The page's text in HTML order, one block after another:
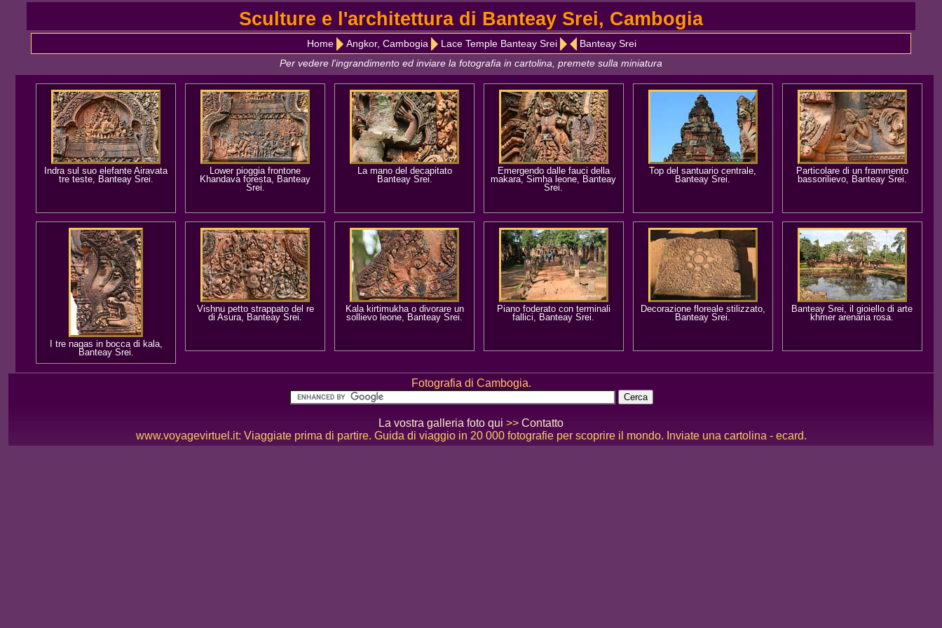
Sculture e l'architettura di Banteay Srei, Cambogia
Home Angkor, Cambogia Lace Temple Banteay Srei
Banteay Srei
Per vedere l'ingrandimento ed inviare la fotografia in cartolina, premete sulla miniatura
Indra sul suo elefante Airavata
tre teste, Banteay Srei.
Lower pioggia frontone
Khandava foresta, Banteay
Srei.
La mano del decapitato
Banteay Srei.
Emergendo dalle fauci della
makara, Simha leone, Banteay
Srei.
Top del santuario centrale,
Banteay Srei.
Particolare di un frammento
bassorilievo, Banteay Srei.
I tre nagas in bocca di kala,
Banteay Srei.
Vishnu petto strappato del re
di Asura, Banteay Srei.
Kala kirtimukha o divorare un
sollievo leone, Banteay Srei.
Piano foderato con terminali
fallici, Banteay Srei.
Decorazione floreale stilizzato,
Banteay Srei.
Banteay Srei, il gioiello di arte
khmer arenaria rosa.
Fotografia di Cambogia.
La vostra galleria foto qui >> Contatto
www.voyagevirtuel.it: Viaggiate prima di partire. Guida di viaggio in 20 000 fotografie per scoprire il mondo. Inviate una cartolina - ecard.